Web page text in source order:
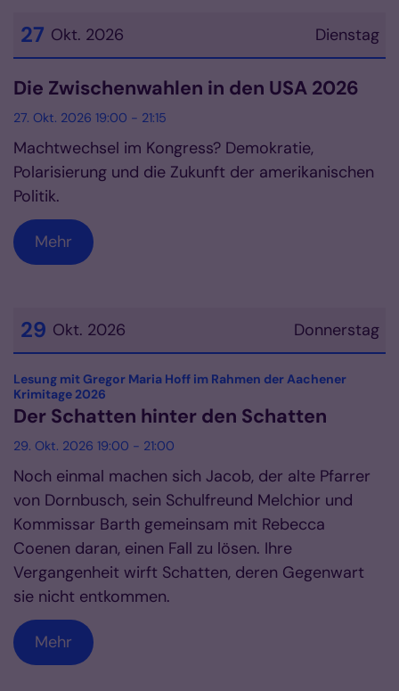
Dienstag
27 Okt. 2026
Datum: 27. Oktober 2026
Die Zwischenwahlen in den USA 2026
27. Okt. 2026 19:00 - 21:15
Machtwechsel im Kongress? Demokratie,
Polarisierung und die Zukunft der amerikanischen
Politik.
Mehr
Donnerstag
29 Okt. 2026
Datum: 29. Oktober 2026
Lesung mit Gregor Maria Hoff im Rahmen der Aachener
Krimitage 2026
Der Schatten hinter den Schatten
29. Okt. 2026 19:00 - 21:00
Noch einmal machen sich Jacob, der alte Pfarrer
von Dornbusch, sein Schulfreund Melchior und
Kommissar Barth gemeinsam mit Rebecca
Coenen daran, einen Fall zu lösen. Ihre
Vergangenheit wirft Schatten, deren Gegenwart
sie nicht entkommen.
Mehr